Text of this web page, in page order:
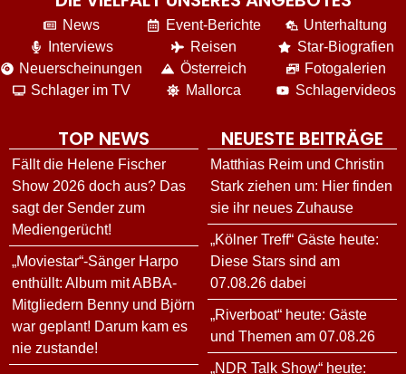
News
Interviews
Neuerscheinungen
Schlager im TV
Event-Berichte
Reisen
Österreich
Mallorca
Unterhaltung
Star-Biografien
Fotogalerien
Schlagervideos
TOP NEWS
Fällt die Helene Fischer
Show 2026 doch aus? Das
sagt der Sender zum
Mediengerücht!
„Moviestar“-Sänger Harpo
enthüllt: Album mit ABBA-
Mitgliedern Benny und Björn
war geplant! Darum kam es
nie zustande!
NEUESTE BEITRÄGE
Matthias Reim und Christin
Stark ziehen um: Hier finden
sie ihr neues Zuhause
„Kölner Treff“ Gäste heute:
Diese Stars sind am
07.08.26 dabei
„Riverboat“ heute: Gäste
und Themen am 07.08.26
„NDR Talk Show“ heute: